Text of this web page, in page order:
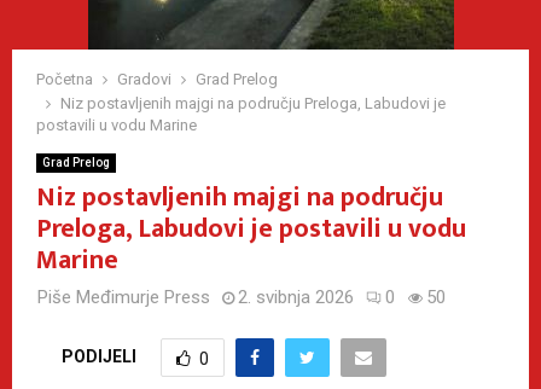
Početna Gradovi
Grad Prelog
Niz postavljenih majgi na području Preloga, Labudovi je
postavili u vodu Marine
Grad Prelog
Niz postavljenih majgi na području
Preloga, Labudovi je postavili u vodu
Marine
Piše Međimurje Press 2. svibnja 2026 0 50
PODIJELI 0